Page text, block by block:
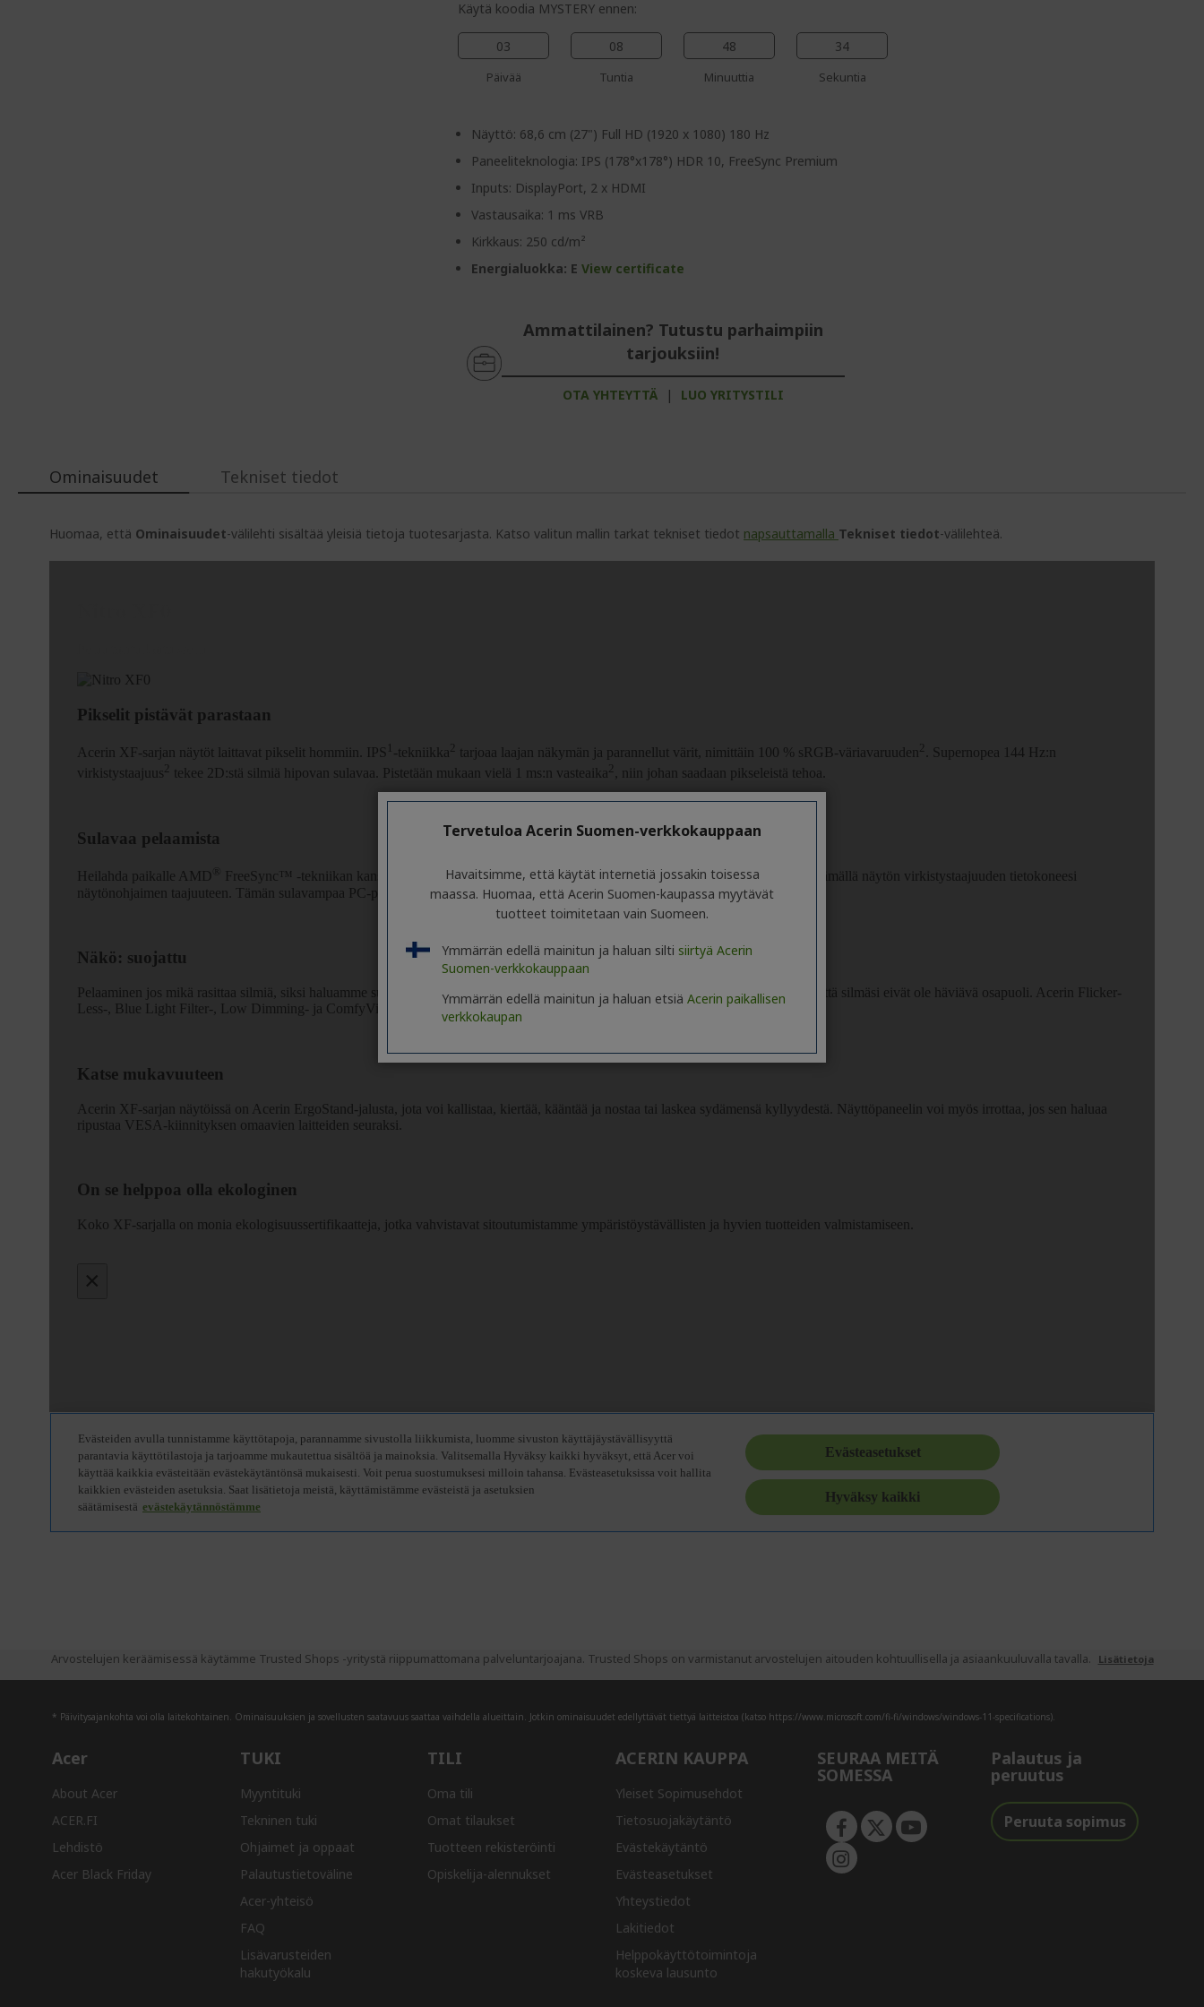
Käytä koodia MYSTERY ennen:
03
Päivää
08
Tuntia
48
Minuuttia
33
Sekuntia
Näyttö: 68,6 cm (27") Full HD (1920 x 1080) 180 Hz
Paneeliteknologia: IPS (178°x178°) HDR 10, FreeSync Premium
Inputs: DisplayPort, 2 x HDMI
Vastausaika: 1 ms VRB
Kirkkaus: 250 cd/m²
Energialuokka: EView certificate
Ammattilainen? Tutustu parhaimpiin
tarjouksiin!
OTA YHTEYTTÄ | LUO YRITYSTILI
Ominaisuudet
Huomaa, että Ominaisuudet-välilehti sisältää yleisiä tietoja tuotesarjasta. Katso valitun mallin tarkat tekniset tiedot napsauttamalla Tekniset tiedot-välilehteä.
Tekniset tiedot
Arvostelujen keräämisessä käytämme Trusted Shops -yritystä riippumattomana palveluntarjoajana. Trusted Shops on varmistanut arvostelujen aitouden kohtuullisella ja asiaankuuluvalla tavalla. Lisätietoja
* Päivitysajankohta voi olla laitekohtainen. Ominaisuuksien ja sovellusten saatavuus saattaa vaihdella alueittain. Jotkin ominaisuudet edellyttävät tiettyä laitteistoa (katso https://www.microsoft.com/fi-fi/windows/windows-11-specifications).
Acer
About Acer
ACER.FI
Lehdistö
Acer Black Friday
TUKI
Myyntituki
Tekninen tuki
Ohjaimet ja oppaat
Palautustietoväline
Acer-yhteisö
FAQ
Lisävarusteiden
hakutyökalu
TILI
Oma tili
Omat tilaukset
Tuotteen rekisteröinti
Opiskelija-alennukset
ACERIN KAUPPA
Yleiset Sopimusehdot
Tietosuojakäytäntö
Evästekäytäntö
Evästeasetukset
Yhteystiedot
Lakitiedot
Helppokäyttötoimintoja
koskeva lausunto
SEURAA MEITÄ
SOMESSA
Palautus ja
peruutus
Peruuta sopimus
Tervetuloa Acerin Suomen-verkkokauppaan
Havaitsimme, että käytät internetiä jossakin toisessa
maassa. Huomaa, että Acerin Suomen-kaupassa myytävät
tuotteet toimitetaan vain Suomeen.
Ymmärrän edellä mainitun ja haluan silti siirtyä Acerin
Suomen-verkkokauppaan
Ymmärrän edellä mainitun ja haluan etsiä Acerin paikallisen
verkkokaupan